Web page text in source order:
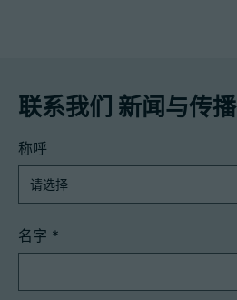
联系我们 新闻与传播
称呼
名字 *